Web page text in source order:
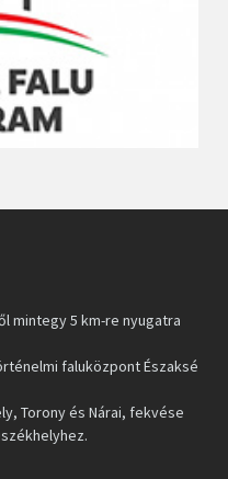
mintegy 5 km-re nyugatra
faluközpont Északsé
Torony és Nárai, fekvése